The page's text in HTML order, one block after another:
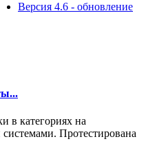
Версия 4.6 - обновление
в категориях на
Протестирована